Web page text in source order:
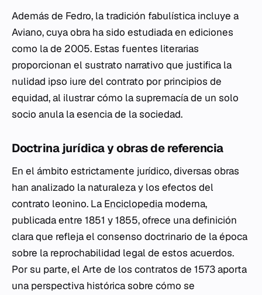
Además de Fedro, la tradición fabulística incluye a
Aviano, cuya obra ha sido estudiada en ediciones
como la de 2005. Estas fuentes literarias
proporcionan el sustrato narrativo que justifica la
nulidad ipso iure del contrato por principios de
equidad, al ilustrar cómo la supremacía de un solo
socio anula la esencia de la sociedad.
Doctrina jurídica y obras de referencia
En el ámbito estrictamente jurídico, diversas obras
han analizado la naturaleza y los efectos del
contrato leonino. La Enciclopedia moderna,
publicada entre 1851 y 1855, ofrece una definición
clara que refleja el consenso doctrinario de la época
sobre la reprochabilidad legal de estos acuerdos.
Por su parte, elArte de los contratos de 1573 aporta
una perspectiva histórica sobre cómo se